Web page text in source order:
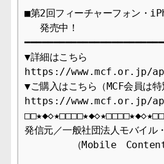
■第2回フィーチャーフォン・
発売中！
▼詳細はこちら
https://www.mcf.or.jp/
▼ご購入はこちら（MCF会員は
https://www.mcf.or.jp/
発信元／一般社団法人モバイル
（Mobile　Content　